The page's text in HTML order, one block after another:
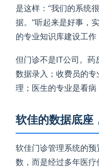
是这样：“我们的系统
据。”听起来是好事，
的专业知识库建设工作
但门诊不是IT公司。药
数据录入；收费员的
理；医生的专业是看病
软佳的数据底座
软佳门诊管理系统的
数，而是经过多年医